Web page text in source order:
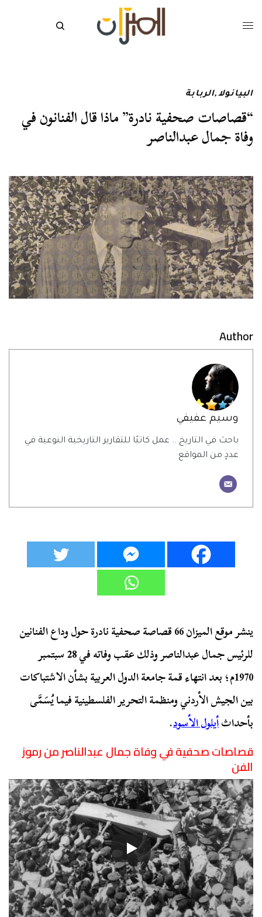
البيانولا,الربابة
“قصاصات صحفية نادرة” ماذا قال الفنانون في
وفاة جمال عبدالناصر
Author
وسيم عفيفي
باحث في التاريخ .. عمل كاتبًا للتقارير التاريخية النوعية في
عددٍ من المواقع
ينشر موقع الميزان 66 قصاصة صحفية نادرة حول وداع الفنانين
للرئيس جمال عبدالناصر وذلك عقب وفاته في 28 سبتمبر
1970م؛ بعد انتهاء قمة جامعة الدول العربية بشأن الاشتباكات
بين الجيش الأردني ومنظمة التحرير الفلسطينية فيما يُسَمَّى
بأحداثأيلول الأسود.
قصاصات صحفية في وفاة جمال عبدالناصر من رموز
الفن